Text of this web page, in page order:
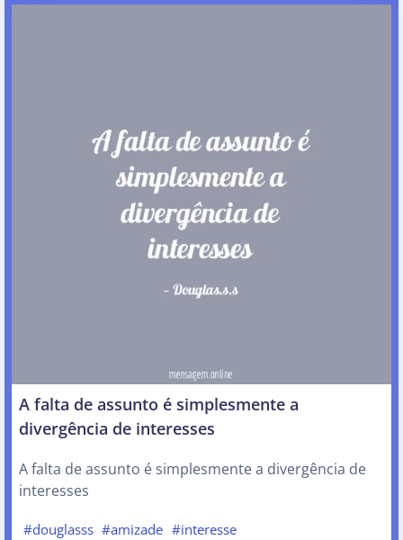
A falta de assunto é simplesmente a
divergência de interesses
A falta de assunto é simplesmente a divergência de
interesses
#douglasss #amizade #interesse